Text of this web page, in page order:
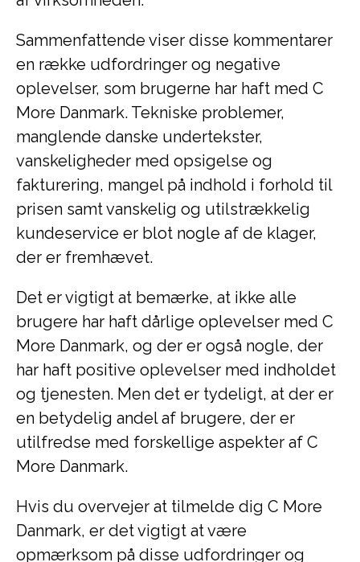
Sammenfattende viser disse kommentarer
en række udfordringer og negative
oplevelser, som brugerne har haft med C
More Danmark. Tekniske problemer,
manglende danske undertekster,
vanskeligheder med opsigelse og
fakturering, mangel på indhold i forhold til
prisen samt vanskelig og utilstrækkelig
kundeservice er blot nogle af de klager,
der er fremhævet.
Det er vigtigt at bemærke, at ikke alle
brugere har haft dårlige oplevelser med C
More Danmark, og der er også nogle, der
har haft positive oplevelser med indholdet
og tjenesten. Men det er tydeligt, at der er
en betydelig andel af brugere, der er
utilfredse med forskellige aspekter af C
More Danmark.
Hvis du overvejer at tilmelde dig C More
Danmark, er det vigtigt at være
opmærksom på disse udfordringer og